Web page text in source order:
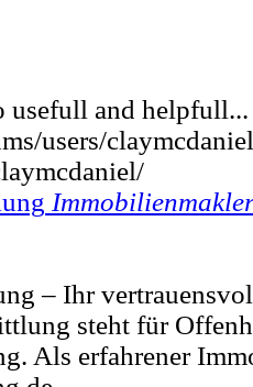
usefull and helpfull...
users/
– Ihr
steht für
Als erfahrener